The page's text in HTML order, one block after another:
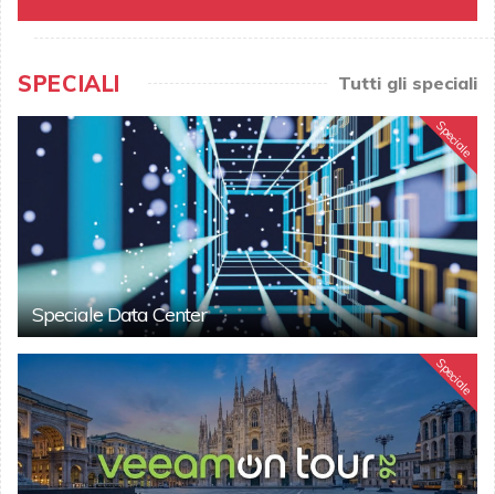
SPECIALI Tutti gli speciali
Speciale
Speciale Data Center
Speciale